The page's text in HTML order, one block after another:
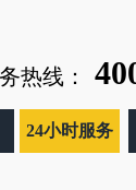
热线：
24小时服务